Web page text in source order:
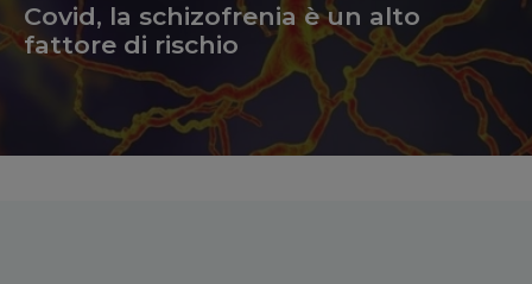
Covid, la schizofrenia è un alto
fattore di rischio